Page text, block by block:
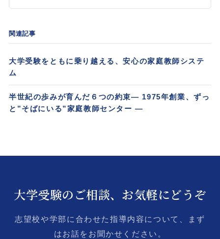
関連記事
大学受験をともに乗り越える、安心の家庭教師システ
ム
半世紀の歩みが育んだ６つの約束― 1975年創業、ずっ
と”そばにいる”家庭教師センター ―
大学受験のご相談、お気軽にどうぞ
志望校や学部に合わせた指導内容について、まず
はお話をお聞かせください。